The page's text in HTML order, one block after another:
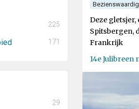
225
171
29
Deze
Spitsbergen,
Frankrijk
14e Julibreen